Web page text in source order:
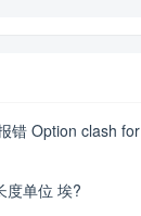
错 Option clash for
度单位 埃?